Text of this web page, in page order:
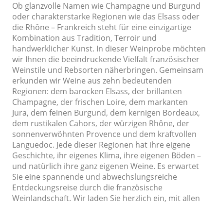
Ob glanzvolle Namen wie Champagne und Burgund
oder charakterstarke Regionen wie das Elsass oder
die Rhône – Frankreich steht für eine einzigartige
Kombination aus Tradition, Terroir und
handwerklicher Kunst. In dieser Weinprobe möchten
wir Ihnen die beeindruckende Vielfalt französischer
Weinstile und Rebsorten näherbringen. Gemeinsam
erkunden wir Weine aus zehn bedeutenden
Regionen: dem barocken Elsass, der brillanten
Champagne, der frischen Loire, dem markanten
Jura, dem feinen Burgund, dem kernigen Bordeaux,
dem rustikalen Cahors, der würzigen Rhône, der
sonnenverwöhnten Provence und dem kraftvollen
Languedoc. Jede dieser Regionen hat ihre eigene
Geschichte, ihr eigenes Klima, ihre eigenen Böden –
und natürlich ihre ganz eigenen Weine. Es erwartet
Sie eine spannende und abwechslungsreiche
Entdeckungsreise durch die französische
Weinlandschaft. Wir laden Sie herzlich ein, mit allen